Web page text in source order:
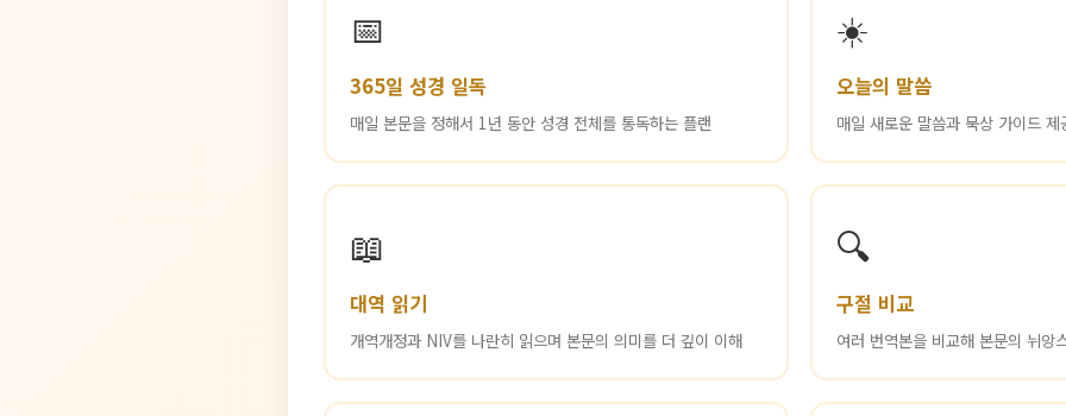
📅
365일 성경 일독
매일 본문을 정해서 1년 동안 성경 전체를 통독하는 플랜
☀️
오늘의 말씀
매일 새로운 말씀과 묵상 가이드 제
📖
대역 읽기
개역개정과 NIV를 나란히 읽으며 본문의 의미를 더 깊이 이해
🔍
구절 비교
여러 번역본을 비교해 본문의 뉘앙